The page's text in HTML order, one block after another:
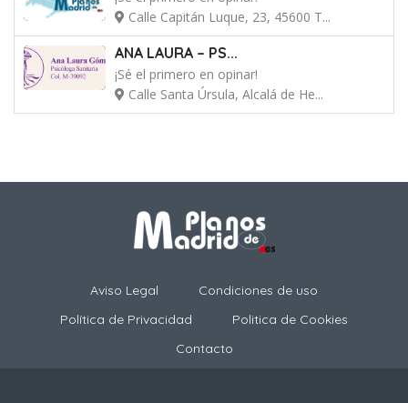
Calle Capitán Luque, 23, 45600 T...
ANA LAURA – PS...
¡Sé el primero en opinar!
Calle Santa Úrsula, Alcalá de He...
Aviso Legal
Condiciones de uso
Política de Privacidad
Politica de Cookies
Contacto